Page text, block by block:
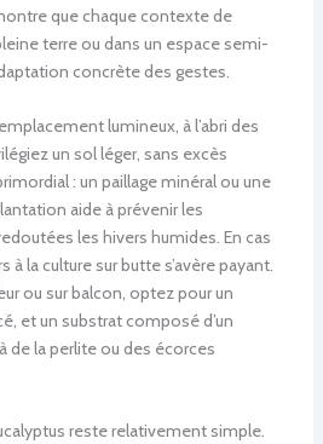
que chaque contexte de
terre ou dans un espace semi-
concrète des gestes.
lumineux, à l’abri des
un sol léger, sans excès
: un paillage minéral ou une
aide à prévenir les
les hivers humides. En cas
à la culture sur butte s’avère payant.
ou sur balcon, optez pour un
et un substrat composé d’un
de la perlite ou des écorces
reste relativement simple.